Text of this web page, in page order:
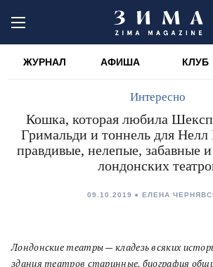
ЖУРНАЛ АФИША КЛУБ
Интересно
Кошка, которая любила
Гримальди и тоннель для
правдивые, нелепые, забавные
лондонских
09.10.2019 ЕЛЕНА
Лондонские театры — кладезь всяких
здания театров старинные, биография